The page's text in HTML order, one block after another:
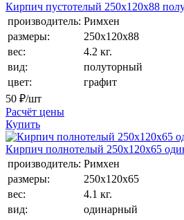
Кирпич пустотелый 250х120х88
производитель: Римхен
размеры:
250х120х88
вес:
4.2 кг.
вид:
полуторный
цвет:
графит
50 ₽/шт
Расчёт цены
Купить
Кирпич полнотелый 250х120х65
производитель: Римхен
размеры:
250х120х65
вес:
4.1 кг.
вид:
одинарный